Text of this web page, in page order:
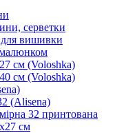
серветки
вишивки
см (Voloshka)
см (Voloshka)
(Alisena)
32 принтована
см